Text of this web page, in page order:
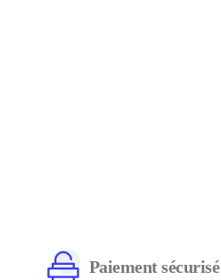
Paiement sécurisé